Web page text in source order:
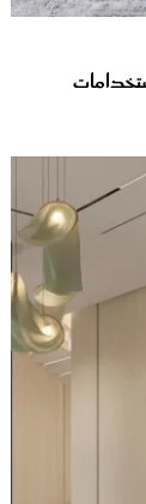
الاستخدامات